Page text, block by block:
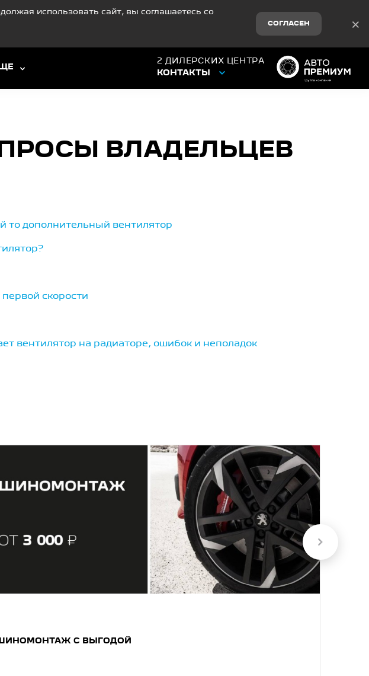
использовать сайт, вы соглашаетесь со
СОГЛАСЕН ×
2 ДИЛЕРСКИХ ЦЕНТРА
КОНТАКТЫ
ВЛАДЕЛЬЦЕВ
то дополнительный вентилятор
скорости
вентилятор на радиаторе, ошибок и неполадок
С ВЫГОДОЙ